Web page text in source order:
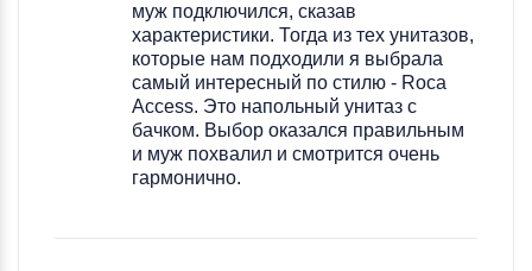
муж подключился, сказав
характеристики. Тогда из тех унитазов,
которые нам подходили я выбрала
самый интересный по стилю - Roca
Access. Это напольный унитаз с
бачком. Выбор оказался правильным
и муж похвалил и смотрится очень
гармонично.